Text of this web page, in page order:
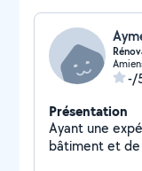
-/
Présentation
Ayant une
bâtiment et de